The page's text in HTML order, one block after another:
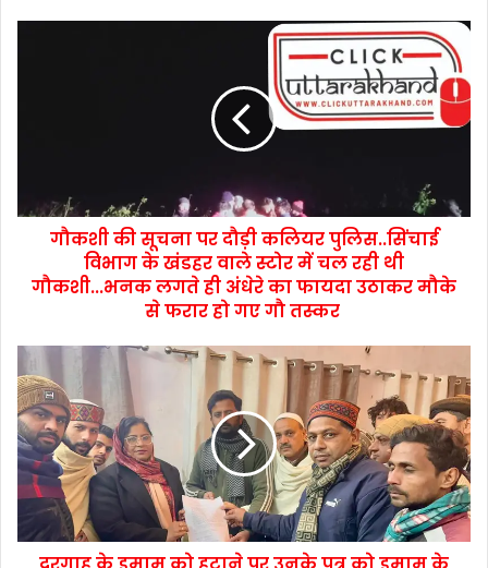
गौकशी की सूचना पर दौड़ी कलियर पुलिस..सिंचाई
विभाग के खंडहर वाले स्टोर में चल रही थी
गौकशी...भनक लगते ही अंधेरे का फायदा उठाकर मौके
से फरार हो गए गौ तस्कर